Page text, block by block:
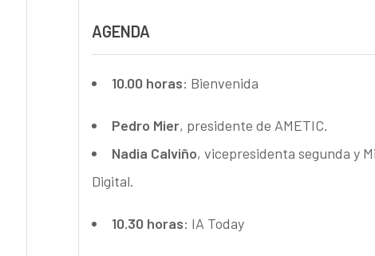
AGENDA
10.00 horas: Bienvenida
Pedro Mier, presidente de AMETIC.
Nadia Calviño, vicepresidenta segunda y
Digital.
10.30 horas: IA Today